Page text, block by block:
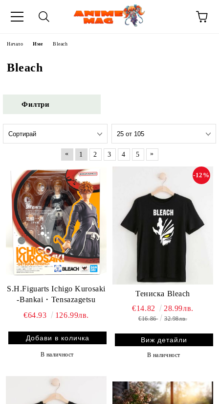
Начало Име Bleach
Bleach
Филтри
« 1 2 3 4 5 »
S.H.Figuarts Ichigo Kurosaki
-Bankai・Tensazagetsu
€64.93
126.99лв.
В наличност
Тениска Bleach
-12%
€14.82 28.99лв.
€16.86 32.98лв.
Виж детайли
В наличност